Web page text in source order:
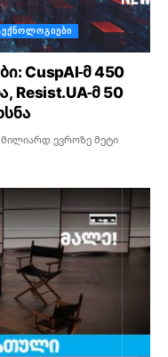
CuspAI-მ 450
მ 50
ევროზე მეტი